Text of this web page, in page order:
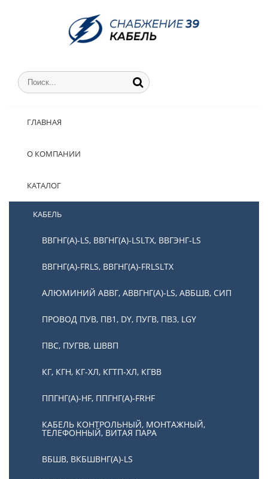
ГЛАВНАЯ
О КОМПАНИИ
КАТАЛОГ
КАБЕЛЬ
ВВГНГ(А)-LS, ВВГНГ(А)-LSLTX, ВВГЭНГ-LS
ВВГНГ(А)-FRLS, ВВГНГ(А)-FRLSLTX
АЛЮМИНИЙ АВВГ, АВВГНГ(А)-LS, АВБШВ, СИП
ПРОВОД ПУВ, ПВ1, DY, ПУГВ, ПВ3, LGY
ПВС, ПУГВВ, ШВВП
КГ, КГН, КГ-ХЛ, КГТП-ХЛ, КГВВ
ППГНГ(А)-HF, ППГНГ(А)-FRHF
КАБЕЛЬ КОНТРОЛЬНЫЙ, МОНТАЖНЫЙ,
ТЕЛЕФОННЫЙ, ВИТАЯ ПАРА
ВБШВ, ВКБШВНГ(А)-LS